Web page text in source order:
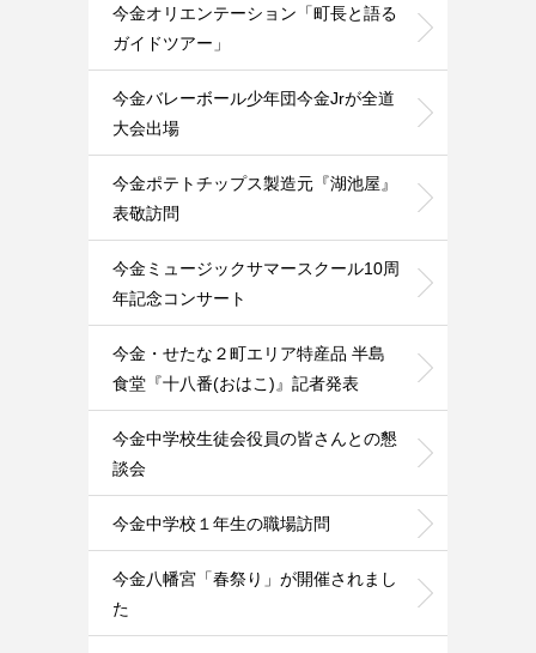
今金オリエンテーション「町長と語る
ガイドツアー」
今金バレーボール少年団今金Jrが全道
大会出場
今金ポテトチップス製造元『湖池屋』
表敬訪問
今金ミュージックサマースクール10周
年記念コンサート
今金・せたな２町エリア特産品 半島
食堂『十八番(おはこ)』記者発表
今金中学校生徒会役員の皆さんとの懇
談会
今金中学校１年生の職場訪問
今金八幡宮「春祭り」が開催されまし
た